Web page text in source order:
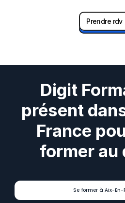
Prendre rdv
Digit
présent
France
former au
Se former à Aix-En-